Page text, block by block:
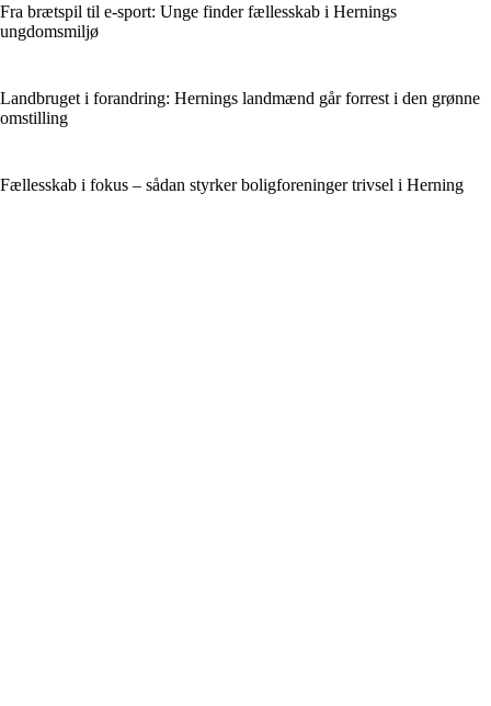
Fra brætspil til e-sport: Unge finder fællesskab i Hernings
ungdomsmiljø
Landbruget i forandring: Hernings landmænd går forrest i den grønne
omstilling
Fællesskab i fokus – sådan styrker boligforeninger trivsel i Herning